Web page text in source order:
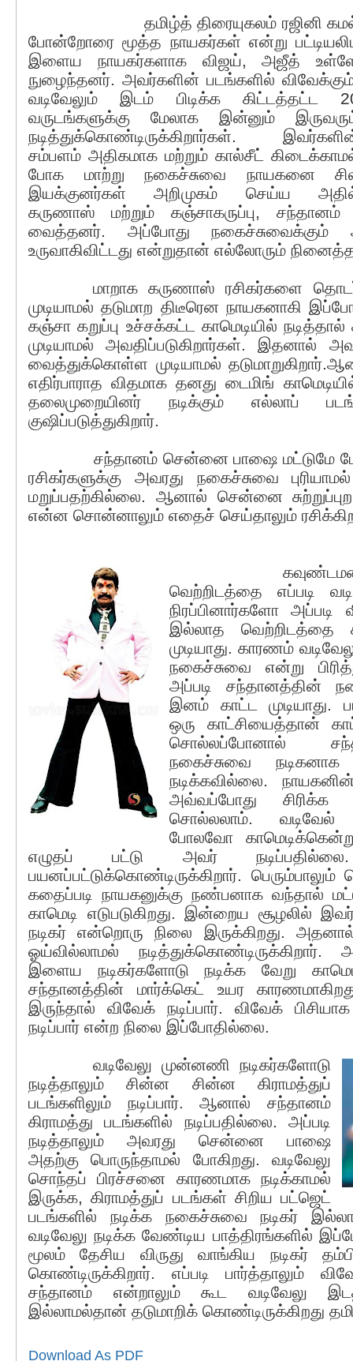
தமிழ்த் திரையுகலம் ரஜினி
போன்றோரை மூத்த நாயகர்கள் என்று
இளைய நாயகர்களாக விஜய், அஜீத்
நுழைந்தனர். அவர்களின் படங்களில்
வடிவேலும் இடம் பிடிக்க கிட்டத்தட்ட
வருடங்களுக்கு மேலாக இன்னும்
நடித்துக்கொண்டிருக்கிறார்கள்.
சம்பளம் அதிகமாக மற்றும் கால்சீட்
போக மாற்று நகைச்சுவை நாயகனை
இயக்குனர்கள் அறிமுகம் செய்ய
கருணாஸ் மற்றும் கஞ்சாகருப்பு, சந்தானம்
வைத்தனர். அப்போது நகைச்சுவைக்கும்
உருவாகிவிட்டது என்றுதான் எல்லோரும்
மாறாக கருணாஸ் ரசிகர்களை
முடியாமல் தடுமாற திடீரென நாயகனாகி
கஞ்சா கறுப்பு உச்சக்கட்ட காமெடியில் நடித்தால்
முடியாமல் அவதிப்படுகிறார்கள். இதனால்
வைத்துக்கொள்ள முடியாமல்
எதிர்பாராத விதமாக தனது டைமிங்
தலைமுறையினர் நடிக்கும் எல்லாப்
குஷிப்படுத்துகிறார்.
சந்தானம் சென்னை பாஷை மட்டுமே
ரசிகர்களுக்கு அவரது நகைச்சுவை
மறுப்பதற்கில்லை. ஆனால் சென்னை
என்ன சொன்னாலும் எதைச் செய்தாலும்
கவுண்டமணி
வெற்றிடத்தை எப்படி
நிரப்பினார்களோ அப்படி
இல்லாத வெற்றிடத்தை
முடியாது. காரணம்
நகைச்சுவை என்று
அப்படி சந்தானத்தின்
இனம் காட்ட முடியாது.
ஒரு காட்சியைத்தான்
சொல்லப்போனால்
நகைச்சுவை
நடிக்கவில்லை.
அவ்வப்போது சிரிக்க
சொல்லலாம்.
போலவோ
எழுதப் பட்டு அவர்
பயனப்பட்டுக்கொண்டிருக்கிறார்.
கதைப்படி நாயகனுக்கு நண்பனாக வந்தால்
காமெடி எடுபடுகிறது. இன்றைய சூழலில்
நடிகர் என்றொரு நிலை இருக்கிறது.
ஓய்வில்லாமல்
இளைய நடிகர்களோடு நடிக்க வேறு
சந்தானத்தின் மார்க்கெட் உயர
இருந்தால் விவேக் நடிப்பார். விவேக்
நடிப்பார் என்ற நிலை இப்போதில்லை.
வடிவேலு முன்னணி நடிகர்களோடு
நடித்தாலும் சின்ன சின்ன கிராமத்துப்
படங்களிலும் நடிப்பார். ஆனால் சந்தானம்
கிராமத்து படங்களில் நடிப்பதில்லை. அப்படி
நடித்தாலும் அவரது சென்னை பாஷை
அதற்கு பொருந்தாமல் போகிறது. வடிவேலு
சொந்தப் பிரச்சனை காரணமாக நடிக்காமல்
இருக்க, கிராமத்துப் படங்கள் சிறிய பட்ஜெட்
படங்களில் நடிக்க நகைச்சுவை நடிகர்
வடிவேலு நடிக்க வேண்டிய பாத்திரங்களில்
மூலம் தேசிய விருது வாங்கிய நடிகர்
கொண்டிருக்கிறார். எப்படி பார்த்தாலும்
சந்தானம் என்றாலும் கூட வடிவேலு
இல்லாமல்தான் தடுமாறிக் கொண்டிருக்கிறது
Download As PDF